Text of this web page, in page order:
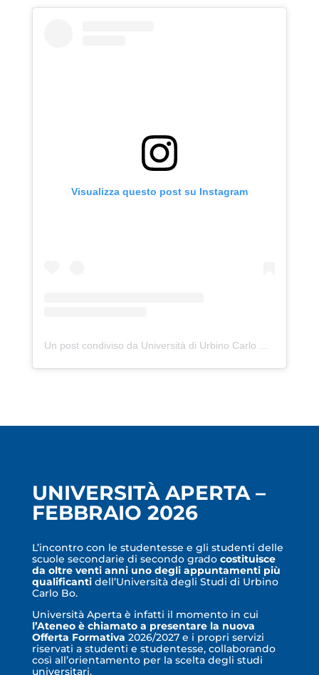
Visualizza questo post su Instagram
UNIVERSITÀ APERTA –
FEBBRAIO 2026
L’incontro con le studentesse e gli studenti delle
scuole secondarie di secondo grado costituisce
da oltre venti anni uno degli appuntamenti più
qualificanti dell’Università degli Studi di Urbino
Carlo Bo.
Università Aperta è infatti il momento in cui
l’Ateneo è chiamato a presentare la nuova
Offerta Formativa 2026/2027 e i propri servizi
riservati a studenti e studentesse, collaborando
così all’orientamento per la scelta degli studi
universitari.